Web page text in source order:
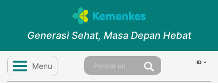
Generasi Sehat, Masa Depan Hebat
Menu ID